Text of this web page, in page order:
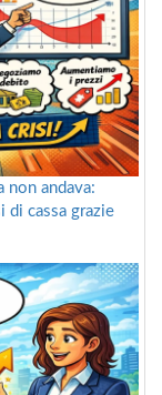
non andava:
di cassa grazie